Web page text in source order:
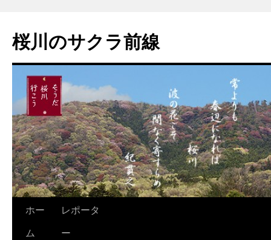
桜川のサクラ前線
ホー
ム
レポータ
ー